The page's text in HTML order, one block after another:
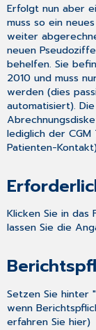
Erfolgt nun aber
muss so ein
weiter
neuen
behelfen. Sie
2010 und muss
werden (dies
automatisiert).
lediglich der
Patienten-
Klicken Sie in das
lassen Sie die
Setzen Sie hinter
wenn
erfahren Siehier)